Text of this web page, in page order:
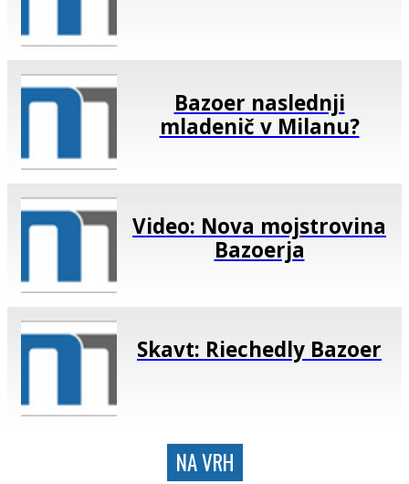
Bazoer naslednji
mladenič v Milanu?
Video: Nova mojstrovina
Bazoerja
Skavt: Riechedly Bazoer
NA VRH